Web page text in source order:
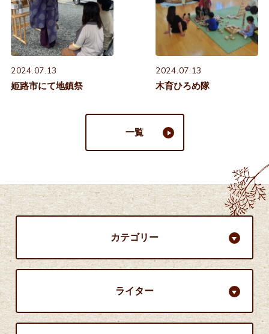
2024.07.13
姫路市にて地鎮祭
2024.07.13
木育ひろめ隊
一覧
カテゴリー
ライター